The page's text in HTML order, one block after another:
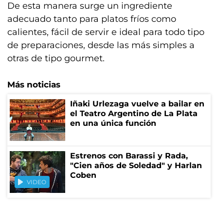
De esta manera surge un ingrediente
adecuado tanto para platos fríos como
calientes, fácil de servir e ideal para todo tipo
de preparaciones, desde las más simples a
otras de tipo gourmet.
Más noticias
Iñaki Urlezaga vuelve a bailar en
el Teatro Argentino de La Plata
en una única función
VIDEO
Estrenos con Barassi y Rada,
"Cien años de Soledad" y Harlan
Coben